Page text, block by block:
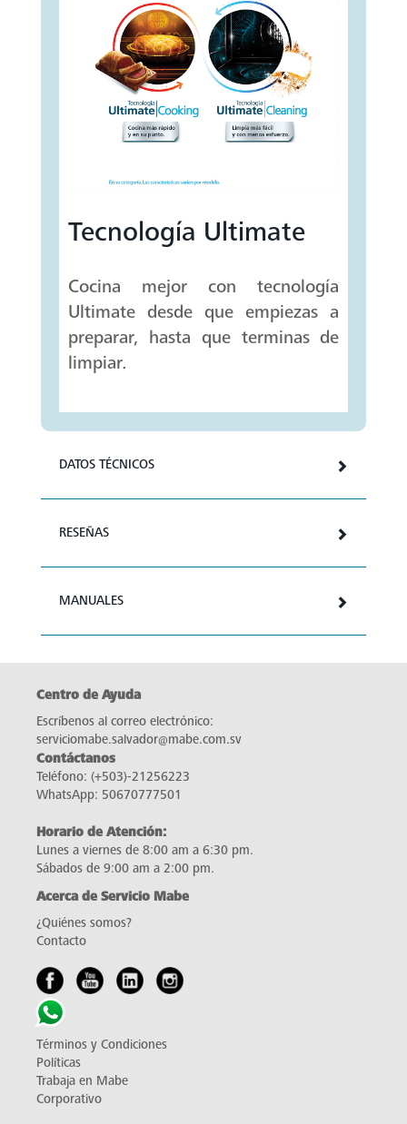
Tecnología Ultimate
Cocina mejor con tecnología
Ultimate desde que empiezas a
preparar, hasta que terminas de
limpiar.
DATOS TÉCNICOS
RESEÑAS
MANUALES
Centro de Ayuda
Escríbenos al correo electrónico:
serviciomabe.salvador@mabe.com.sv
Contáctanos
Teléfono: (+503)-21256223
WhatsApp: 50670777501
Horario de Atención:
Lunes a viernes de 8:00 am a 6:30 pm.
Sábados de 9:00 am a 2:00 pm.
Acerca de Servicio Mabe
¿Quiénes somos?
Contacto
Términos y Condiciones
Políticas
Trabaja en Mabe
Corporativo